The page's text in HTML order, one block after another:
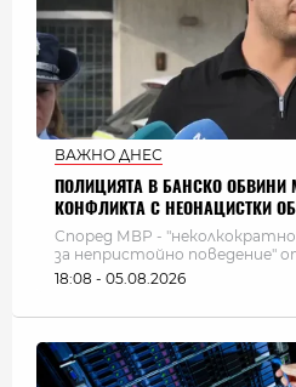
ВАЖНО ДНЕС
ПОЛИЦИЯТА В БАНСКО ОБВИНИ
КОНФЛИКТА С НЕОНАЦИСТКИ
Според МВР - "неколкократно
за непристойно поведение"
18:08 - 05.08.2026